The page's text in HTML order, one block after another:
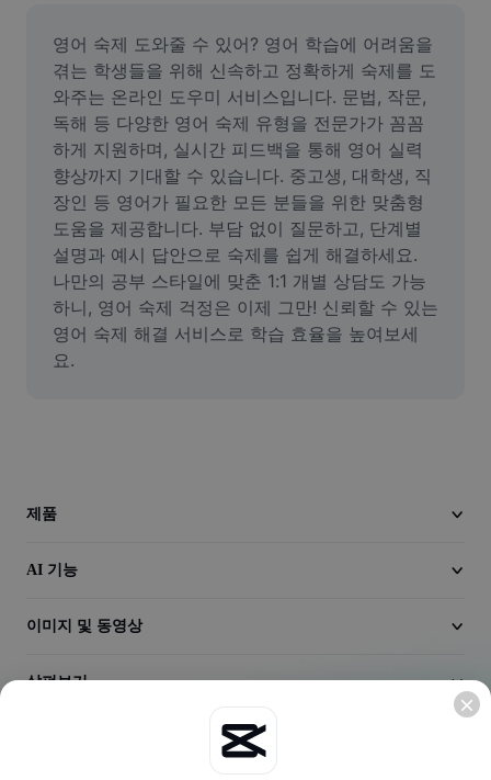
밈 생성기
AI Text Remover
AI People Remover
AI Inpainting
Face Cutout
동영상
동영상 배경 삭제
동영상 변환기
영어 숙제 도와줄 수 있어? 영어 학습에 어려움을
겪는 학생들을 위해 신속하고 정확하게 숙제를 도
와주는 온라인 도우미 서비스입니다. 문법, 작문,
독해 등 다양한 영어 숙제 유형을 전문가가 꼼꼼
하게 지원하며, 실시간 피드백을 통해 영어 실력
향상까지 기대할 수 있습니다. 중고생, 대학생, 직
장인 등 영어가 필요한 모든 분들을 위한 맞춤형
도움을 제공합니다. 부담 없이 질문하고, 단계별
설명과 예시 답안으로 숙제를 쉽게 해결하세요.
나만의 공부 스타일에 맞춘 1:1 개별 상담도 가능
하니, 영어 숙제 걱정은 이제 그만! 신뢰할 수 있는
영어 숙제 해결 서비스로 학습 효율을 높여보세
요.
제품
AI 기능
이미지 및 동영상
살펴보기